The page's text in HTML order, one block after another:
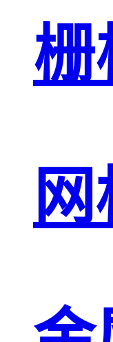
栅